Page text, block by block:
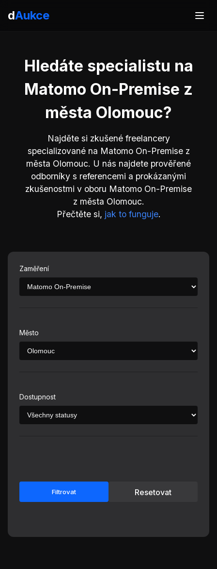
dAukce
Hledáte specialistu na
Matomo On-Premise z
města Olomouc?
Najděte si zkušené freelancery
specializované na Matomo On-Premise z
města Olomouc. U nás najdete prověřené
odborníky s referencemi a prokázanými
zkušenostmi v oboru Matomo On-Premise
z města Olomouc.
Přečtěte si, jak to funguje.
Zaměření
Město
Dostupnost
Filtrovat Resetovat